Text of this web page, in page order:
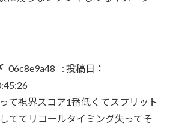
06c8e9a48 : 投稿日：
て視界スコア1番低くてスプリット
ててリコールタイミング失ってそ